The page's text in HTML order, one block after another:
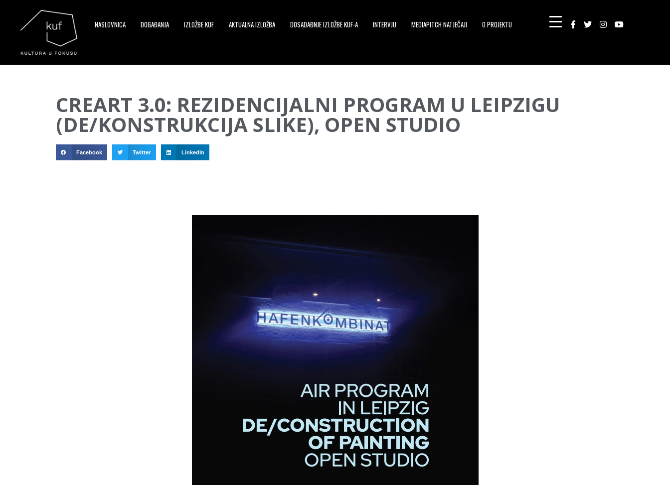
NASLOVNICA DOGAĐANJA IZLOŽBE KUF AKTUALNA IZLOŽBA DOSADAĐNJE IZLOŽBE KUF-A INTERVJU MEDIAPITCH NATJEČAJI O PROJEKTU
CREART 3.0: REZIDENCIJALNI PROGRAM U LEIPZIGU
(DE/KONSTRUKCIJA SLIKE), OPEN STUDIO
Facebook Twitter LinkedIn